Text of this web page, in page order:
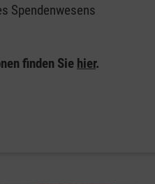
Spendenwesens
finden Sie hier.